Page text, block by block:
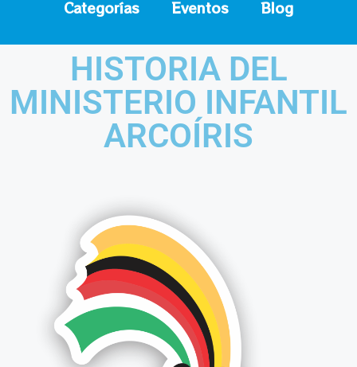
Categorías
Eventos Blog
HISTORIA DEL
MINISTERIO INFANTIL
ARCOÍRIS